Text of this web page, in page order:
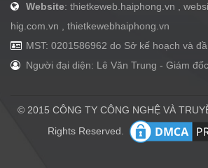
Website: thietkeweb.haiphong.vn ,
hig.com.vn , thietkewebhaiphong.vn
MST: 0201586962 do Sở kế hoạch và
Người đại diện: Lê Văn Trung - Giám đốc
© 2015 CÔNG TY CÔNG NGHỆ VÀ
Rights Reserved.